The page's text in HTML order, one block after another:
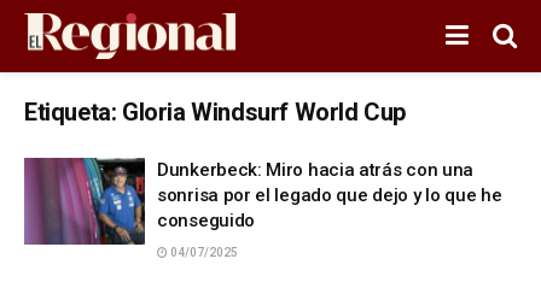
Etiqueta: Gloria Windsurf World Cup
Dunkerbeck: Miro hacia atrás con una
sonrisa por el legado que dejo y lo que he
conseguido
04/07/2025